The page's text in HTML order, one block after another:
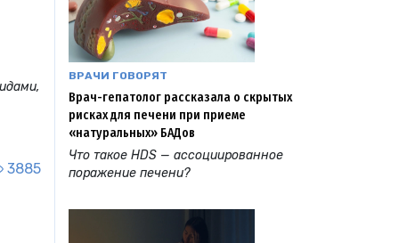
3885
ВРАЧИ ГОВОРЯТ
Врач-гепатолог рассказала о скрытых
рисках для печени при приеме
«натуральных» БАДов
Что такое HDS — ассоциированное
поражение печени?